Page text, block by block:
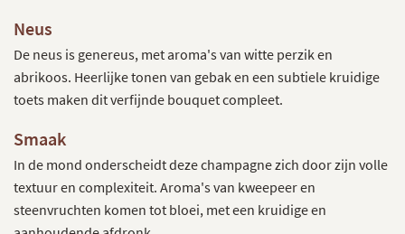
Neus
De neus is genereus, met aroma's van witte perzik en
abrikoos. Heerlijke tonen van gebak en een subtiele kruidige
toets maken dit verfijnde bouquet compleet.
Smaak
In de mond onderscheidt deze champagne zich door zijn volle
textuur en complexiteit. Aroma's van kweepeer en
steenvruchten komen tot bloei, met een kruidige en